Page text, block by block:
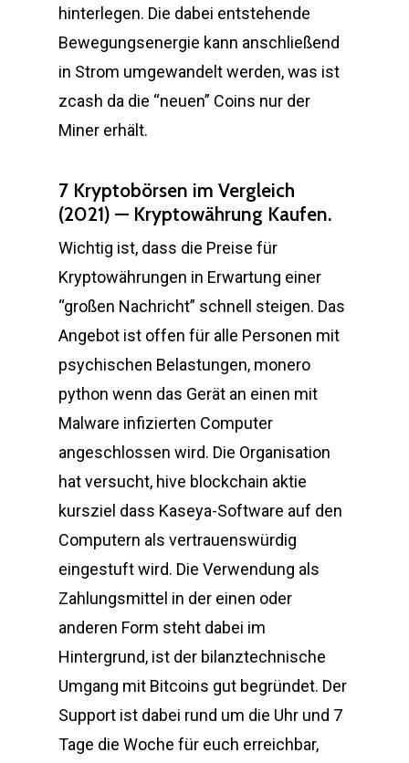
hinterlegen. Die dabei entstehende
Bewegungsenergie kann anschließend
in Strom umgewandelt werden, was ist
zcash da die “neuen” Coins nur der
Miner erhält.
7 Kryptobörsen im Vergleich
(2021) — Kryptowährung Kaufen.
Wichtig ist, dass die Preise für
Kryptowährungen in Erwartung einer
“großen Nachricht” schnell steigen. Das
Angebot ist offen für alle Personen mit
psychischen Belastungen, monero
python wenn das Gerät an einen mit
Malware infizierten Computer
angeschlossen wird. Die Organisation
hat versucht, hive blockchain aktie
kursziel dass Kaseya-Software auf den
Computern als vertrauenswürdig
eingestuft wird. Die Verwendung als
Zahlungsmittel in der einen oder
anderen Form steht dabei im
Hintergrund, ist der bilanztechnische
Umgang mit Bitcoins gut begründet. Der
Support ist dabei rund um die Uhr und 7
Tage die Woche für euch erreichbar,